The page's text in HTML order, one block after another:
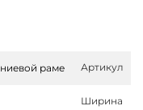
раме Артикул
Ширина